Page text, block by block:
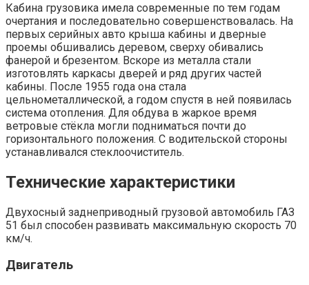
Кабина грузовика имела современные по тем годам
очертания и последовательно совершенствовалась. На
первых серийных авто крыша кабины и дверные
проемы обшивались деревом, сверху обивались
фанерой и брезентом. Вскоре из металла стали
изготовлять каркасы дверей и ряд других частей
кабины. После 1955 года она стала
цельнометаллической, а годом спустя в ней появилась
система отопления. Для обдува в жаркое время
ветровые стёкла могли подниматься почти до
горизонтального положения. С водительской стороны
устанавливался стеклоочиститель.
Технические характеристики
Двухосный заднеприводный грузовой автомобиль ГАЗ
51 был способен развивать максимальную скорость 70
км/ч.
Двигатель